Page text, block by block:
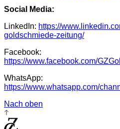
Social Media:
LinkedIn: https://
goldschmiede-zeitung/
Facebook:
https://www.facebook.com/
WhatsApp:
https://www.whatsapp.com/
Nach oben